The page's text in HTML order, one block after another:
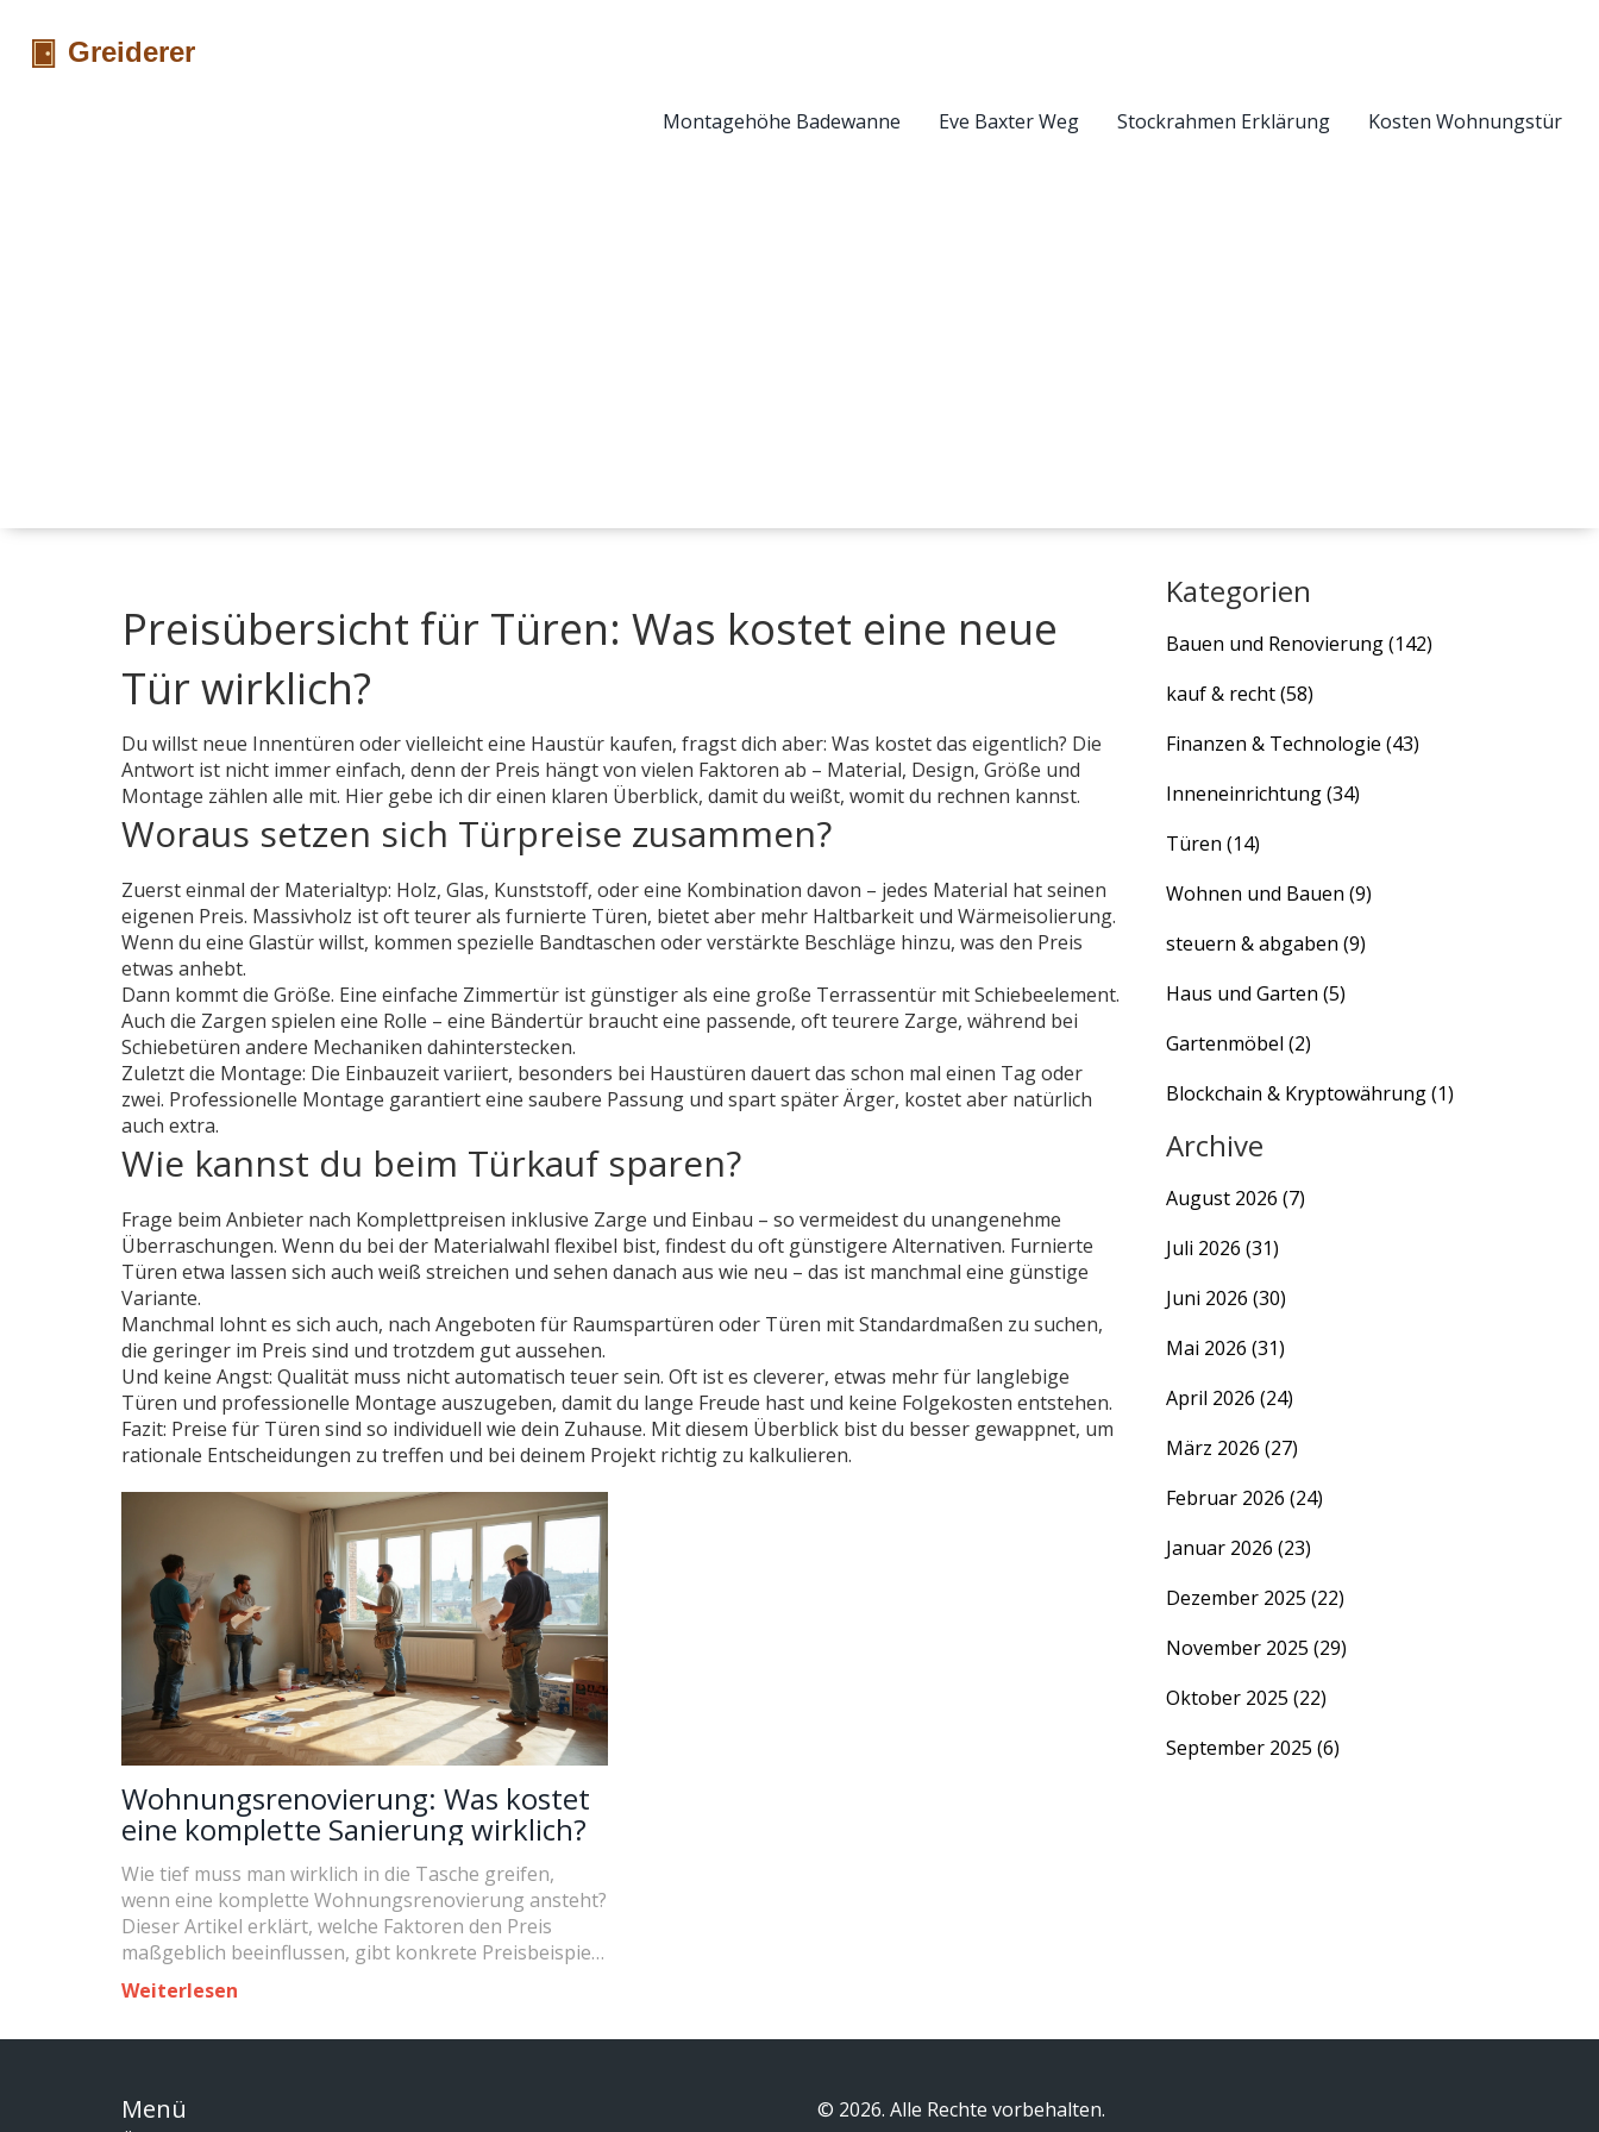
Montagehöhe Badewanne Eve Baxter Weg Stockrahmen Erklärung Kosten Wohnungstür
Preisübersicht für Türen: Was kostet eine neue
Tür wirklich?
Du willst neue Innentüren oder vielleicht eine Haustür kaufen, fragst dich aber: Was kostet das eigentlich? Die
Antwort ist nicht immer einfach, denn der Preis hängt von vielen Faktoren ab – Material, Design, Größe und
Montage zählen alle mit. Hier gebe ich dir einen klaren Überblick, damit du weißt, womit du rechnen kannst.
Woraus setzen sich Türpreise zusammen?
Zuerst einmal der Materialtyp: Holz, Glas, Kunststoff, oder eine Kombination davon – jedes Material hat seinen
eigenen Preis. Massivholz ist oft teurer als furnierte Türen, bietet aber mehr Haltbarkeit und Wärmeisolierung.
Wenn du eine Glastür willst, kommen spezielle Bandtaschen oder verstärkte Beschläge hinzu, was den Preis
etwas anhebt.
Dann kommt die Größe. Eine einfache Zimmertür ist günstiger als eine große Terrassentür mit Schiebeelement.
Auch die Zargen spielen eine Rolle – eine Bändertür braucht eine passende, oft teurere Zarge, während bei
Schiebetüren andere Mechaniken dahinterstecken.
Zuletzt die Montage: Die Einbauzeit variiert, besonders bei Haustüren dauert das schon mal einen Tag oder
zwei. Professionelle Montage garantiert eine saubere Passung und spart später Ärger, kostet aber natürlich
auch extra.
Wie kannst du beim Türkauf sparen?
Frage beim Anbieter nach Komplettpreisen inklusive Zarge und Einbau – so vermeidest du unangenehme
Überraschungen. Wenn du bei der Materialwahl flexibel bist, findest du oft günstigere Alternativen. Furnierte
Türen etwa lassen sich auch weiß streichen und sehen danach aus wie neu – das ist manchmal eine günstige
Variante.
Manchmal lohnt es sich auch, nach Angeboten für Raumspartüren oder Türen mit Standardmaßen zu suchen,
die geringer im Preis sind und trotzdem gut aussehen.
Und keine Angst: Qualität muss nicht automatisch teuer sein. Oft ist es cleverer, etwas mehr für langlebige
Türen und professionelle Montage auszugeben, damit du lange Freude hast und keine Folgekosten entstehen.
Fazit: Preise für Türen sind so individuell wie dein Zuhause. Mit diesem Überblick bist du besser gewappnet, um
rationale Entscheidungen zu treffen und bei deinem Projekt richtig zu kalkulieren.
Wohnungsrenovierung: Was kostet
eine komplette Sanierung wirklich?
Wie tief muss man wirklich in die Tasche greifen,
wenn eine komplette Wohnungsrenovierung ansteht?
Dieser Artikel erklärt, welche Faktoren den Preis
maßgeblich beeinflussen, gibt konkrete Preisbeispiele
und bietet Tipps, wie man clever sparen kann – ohne
an Qualität zu verlieren. Wer wissen möchte, was sich
worauf du achten musst.
Weiterlesen
Kategorien
Bauen und Renovierung(142)
kauf & recht(58)
Finanzen & Technologie (43)
Inneneinrichtung(34)
Türen (14)
Wohnen und Bauen (9)
steuern & abgaben (9)
Haus und Garten (5)
Gartenmöbel (2)
Blockchain & Kryptowährung(1)
Archive
August 2026 (7)
Juli 2026 (31)
Juni 2026 (30)
Mai 2026 (31)
April 2026 (24)
März 2026 (27)
Februar 2026 (24)
Januar 2026 (23)
Dezember 2025 (22)
November 2025 (29)
Oktober 2025 (22)
September 2025 (6)
Menü © 2026. Alle Rechte vorbehalten.